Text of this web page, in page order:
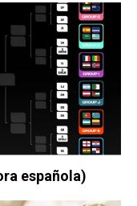
española)